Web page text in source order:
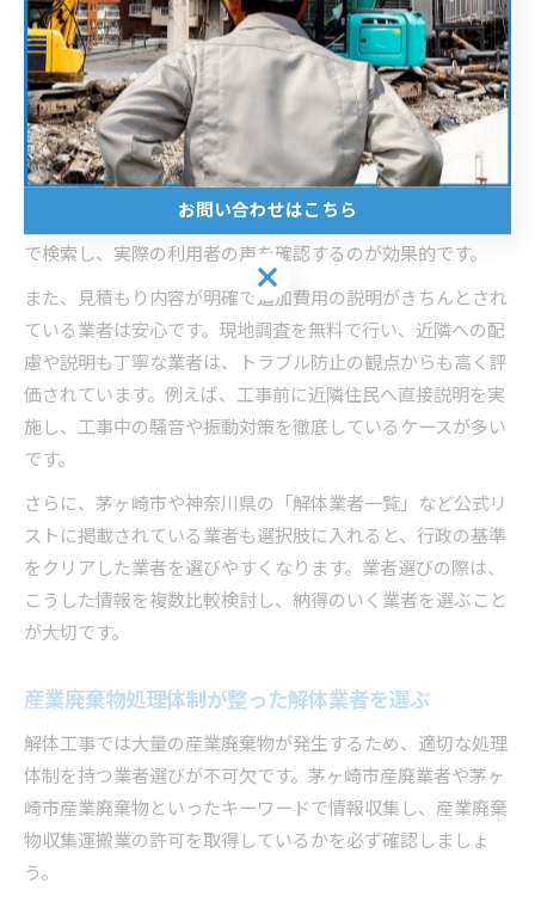
です。
茅ヶ崎市で評判の良い解体業者の特徴
茅ヶ崎市で信頼される解体業者にはいくつかの共通点があり
ます。まず、地域での施工実績が豊富であり、口コミやラン
キングサイトで高評価を得ていることが挙げられます。特に
「茅ヶ崎解体業者」や「茅ヶ崎市解体工事」といったワード
で検索し、実際の利用者の声を確認するのが効果的です。
また、見積もり内容が明確で追加費用の説明がきちんとされ
ている業者は安心です。現地調査を無料で行い、近隣への配
慮や説明も丁寧な業者は、トラブル防止の観点からも高く評
価されています。例えば、工事前に近隣住民へ直接説明を実
施し、工事中の騒音や振動対策を徹底しているケースが多い
です。
さらに、茅ヶ崎市や神奈川県の「解体業者一覧」など公式リ
ストに掲載されている業者も選択肢に入れると、行政の基準
をクリアした業者を選びやすくなります。業者選びの際は、
こうした情報を複数比較検討し、納得のいく業者を選ぶこと
が大切です。
産業廃棄物処理体制が整った解体業者を選ぶ
解体工事では大量の産業廃棄物が発生するため、適切な処理
体制を持つ業者選びが不可欠です。茅ヶ崎市産廃業者や茅ヶ
崎市産業廃棄物といったキーワードで情報収集し、産業廃棄
物収集運搬業の許可を取得しているかを必ず確認しましょ
う。
お問い合わせはこちら
お問い合わせはこちら